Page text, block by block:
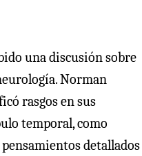
una discusión sobre
Norman
rasgos en sus
temporal, como
detallados